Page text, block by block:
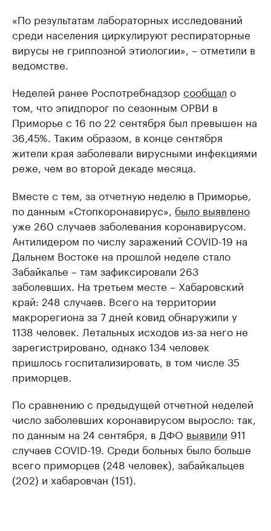
«По результатам лабораторных исследований
среди населения циркулируют респираторные
вирусы не гриппозной этиологии», – отметили в
ведомстве.
Неделей ранее Роспотребнадзор сообщал о
том, что эпидпорог по сезонным ОРВИ в
Приморье с 16 по 22 сентября был превышен на
36,45%. Таким образом, в конце сентября
жители края заболевали вирусными инфекциями
реже, чем во второй декаде месяца.
Вместе с тем, за отчетную неделю в Приморье,
по данным «Стопкоронавирус», было выявлено
уже 260 случаев заболевания коронавирусом.
Антилидером по числу заражений COVID-19 на
Дальнем Востоке на прошлой неделе стало
Забайкалье – там зафиксировали 263
заболевших. На третьем месте – Хабаровский
край: 248 случаев. Всего на территории
макрорегиона за 7 дней ковид обнаружили у
1138 человек. Летальных исходов из-за него не
зарегистрировано, однако 134 человек
пришлось госпитализировать, в том числе 35
приморцев.
По сравнению с предыдущей отчетной неделей
число заболевших коронавирусом выросло: так,
по данным на 24 сентября, в ДФО выявили 911
случаев COVID-19. Среди больных было больше
всего приморцев (248 человек), забайкальцев
(202) и хабаровчан (151).